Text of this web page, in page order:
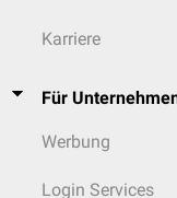
Karriere
Für
Werbung
Login Services